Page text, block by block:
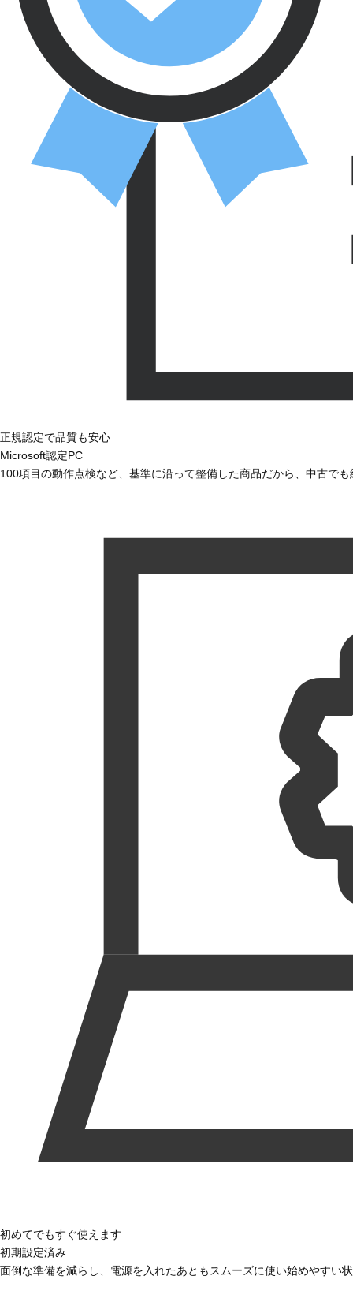
正規認定で品質も安心
Microsoft認定PC
100項目の動作点検など、基準に沿って整備した商品だから、中古で
初めてでもすぐ使えます
初期設定済み
面倒な準備を減らし、電源を入れたあともスムーズに使い始めやすい